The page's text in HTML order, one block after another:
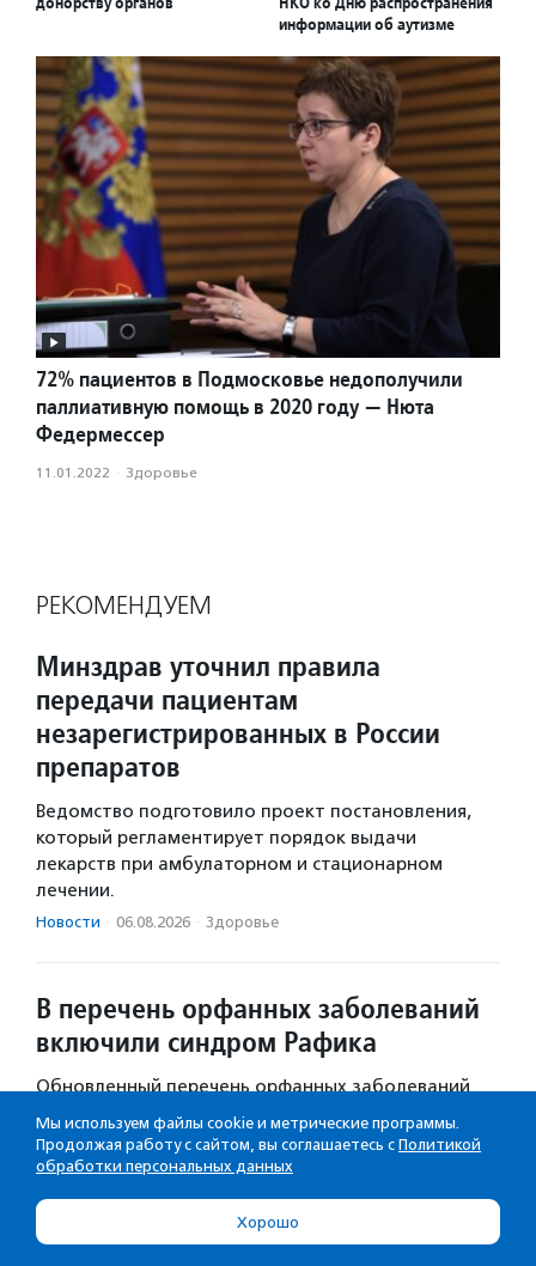
информации об аутизме
72% пациентов в Подмосковье недополучили
паллиативную помощь в 2020 году — Нюта
Федермессер
11.01.2022 · Здоровье
РЕКОМЕНДУЕМ
Минздрав уточнил правила
передачи пациентам
незарегистрированных в России
препаратов
Ведомство подготовило проект постановления,
который регламентирует порядок выдачи
лекарств при амбулаторном и стационарном
лечении.
Новости · 06.08.2026 · Здоровье
В перечень орфанных заболеваний
включили синдром Рафика
Обновленный перечень орфанных заболеваний
теперь включает 304 позиции.
Новости · 23.07.2026 · Здоровье
Круглый стол «28 июля – Всемирный
Мы используем файлы cookie и метрические программы.
Продолжая работу с сайтом, вы соглашаетесь с Политикой
обработки персональных данных
Хорошо